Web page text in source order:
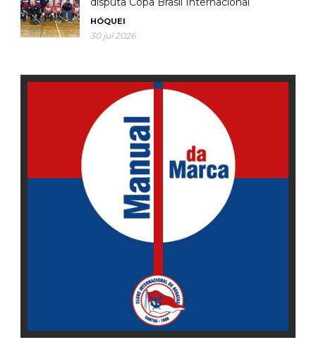
HÓQUEI
30 jul 2026